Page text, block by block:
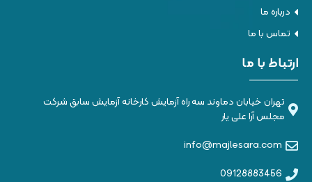
درباره ما
تماس با ما
ارتباط با ما
تهران خیابان دماوند سه راه آزمایش کارخانه آزمایش سابق شرکت
مجلس آرا علی یار
info@majlesara.com
09128883456